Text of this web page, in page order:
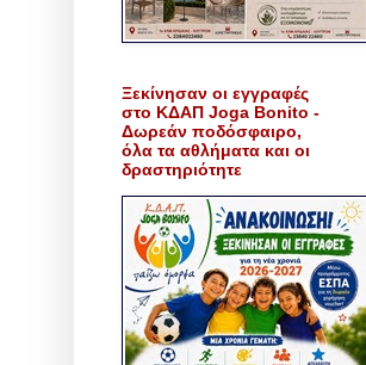
Ξεκίνησαν οι εγγραφές
στο ΚΔΑΠ Joga Bonito -
Δωρεάν ποδόσφαιρο,
όλα τα αθλήματα και οι
δραστηριότητε